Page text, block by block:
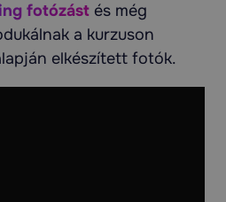
fotózást és még
a kurzuson
elkészített fotók.